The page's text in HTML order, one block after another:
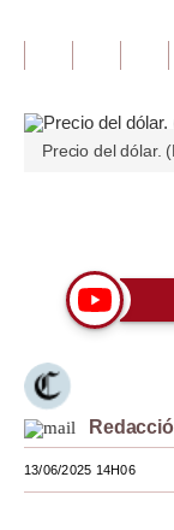
Plus G
Opinión
Tendencias
Lujo
Viajes
Moda
Precio del dólar.
13/06/2025 14H06